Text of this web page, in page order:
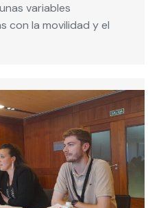
variables
con la movilidad y el